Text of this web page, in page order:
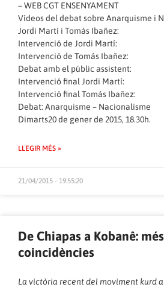
–WEB CGT ENSENYAMENT
Vídeos del debat sobre Anarquisme i
Jordi Martí i Tomás Ibañez:
Intervenció de Jordi Martí:
Intervenció de Tomás Ibañez:
Debat amb el públic assistent:
Intervenció final Jordi Martí:
Intervenció final Tomás Ibañez:
Debat: Anarquisme – Nacionalisme
Dimarts20 de gener de 2015, 18.30h.
LLEGIR MÉS »
21/04/2015 - 19:55:20
De Chiapas a Kobanê:
coincidències
La victòria recent del moviment kurd